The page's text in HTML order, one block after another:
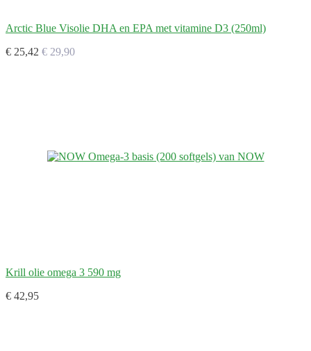
Arctic Blue Visolie DHA en EPA met vitamine D3 (250ml)
€ 25,42 € 29,90
Krill olie omega 3 590 mg
€ 42,95